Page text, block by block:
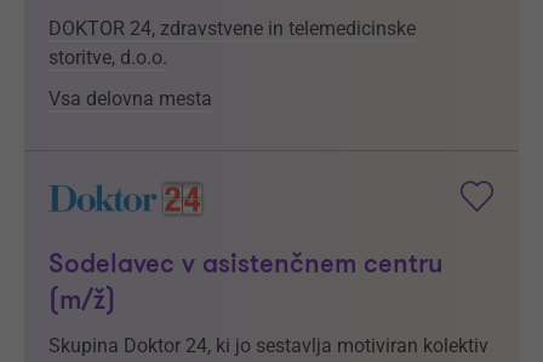
DOKTOR 24, zdravstvene in telemedicinske
storitve, d.o.o.
Vsa delovna mesta
Sodelavec v asistenčnem centru
(m/ž)
Skupina Doktor 24, ki jo sestavlja motiviran kolektiv